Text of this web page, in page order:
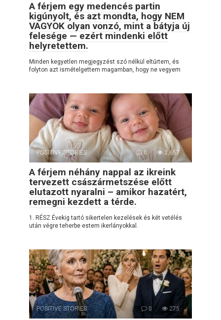
A férjem egy medencés partin
kigúnyolt, és azt mondta, hogy NEM
VAGYOK olyan vonzó, mint a bátyja új
felesége — ezért mindenki előtt
helyretettem.
Minden kegyetlen megjegyzést szó nélkül eltűrtem, és
folyton azt ismételgettem magamban, hogy ne vegyem
POSITIVE STORIES 0 2,657
A férjem néhány nappal az ikreink
tervezett császármetszése előtt
elutazott nyaralni – amikor hazatért,
remegni kezdett a térde.
1. RÉSZ Évekig tartó sikertelen kezelések és két vetélés
után végre teherbe estem ikerlányokkal.
POSITIVE STORIES 0 275